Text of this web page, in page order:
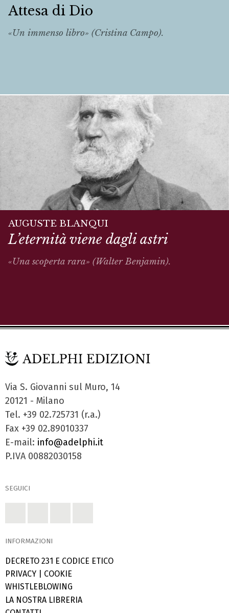
Attesa di Dio
«Un immenso libro» (Cristina Campo).
AUGUSTE BLANQUI
L’eternità viene dagli astri
«Una scoperta rara» (Walter Benjamin).
Via S. Giovanni sul Muro, 14
20121 - Milano
Tel. +39 02.725731 (r.a.)
Fax +39 02.89010337
E-mail: info@adelphi.it
P.IVA 00882030158
SEGUICI
INFORMAZIONI
DECRETO 231 E CODICE ETICO
PRIVACY
COOKIE
WHISTLEBLOWING
LA NOSTRA LIBRERIA